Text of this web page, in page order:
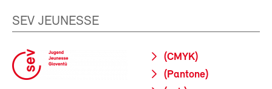
SEV JEUNESSE
(CMYK)
(Pantone)